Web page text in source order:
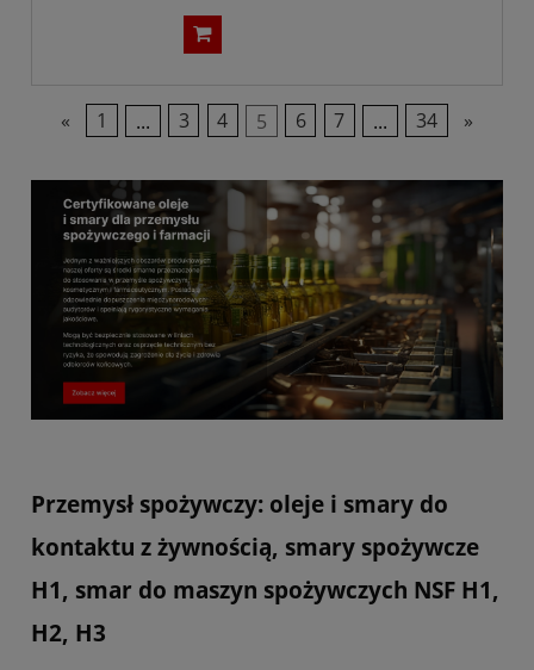
« 1 ... 3 4 5 6 7 ... 34 »
Przemysł spożywczy: oleje i smary do
kontaktu z żywnością, smary spożywcze
H1, smar do maszyn spożywczych NSF H1,
H2, H3